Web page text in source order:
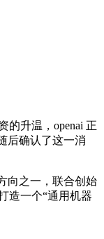
的升温，openai 正
后确认了这一消
向之一，联合创始
造一个“通用机器